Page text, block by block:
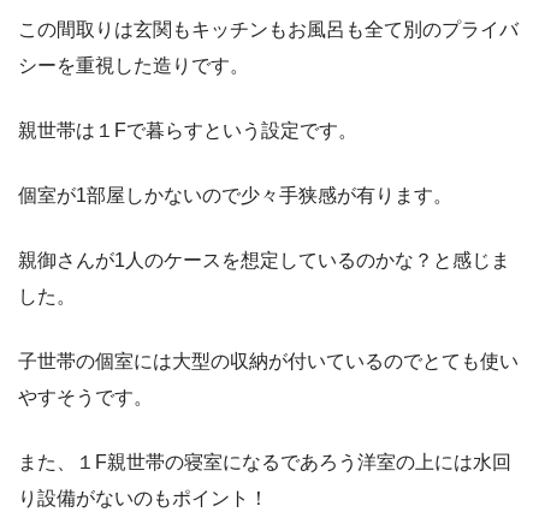
この間取りは玄関もキッチンもお風呂も全て別のプライバ
シーを重視した造りです。
親世帯は１Fで暮らすという設定です。
個室が1部屋しかないので少々手狭感が有ります。
親御さんが1人のケースを想定しているのかな？と感じま
した。
子世帯の個室には大型の収納が付いているのでとても使い
やすそうです。
また、１F親世帯の寝室になるであろう洋室の上には水回
り設備がないのもポイント！